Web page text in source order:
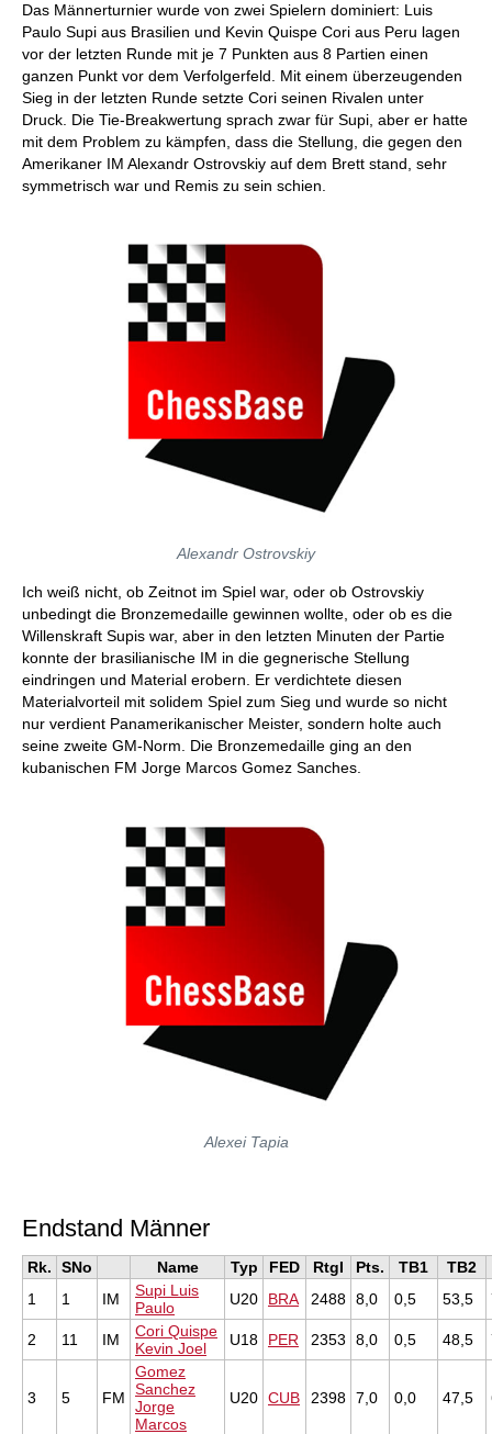
Das Männerturnier wurde von zwei Spielern dominiert: Luis
Paulo Supi aus Brasilien und Kevin Quispe Cori aus Peru lagen
vor der letzten Runde mit je 7 Punkten aus 8 Partien einen
ganzen Punkt vor dem Verfolgerfeld. Mit einem überzeugenden
Sieg in der letzten Runde setzte Cori seinen Rivalen unter
Druck. Die Tie-Breakwertung sprach zwar für Supi, aber er hatte
mit dem Problem zu kämpfen, dass die Stellung, die gegen den
Amerikaner IM Alexandr Ostrovskiy auf dem Brett stand, sehr
symmetrisch war und Remis zu sein schien.
Alexandr Ostrovskiy
Ich weiß nicht, ob Zeitnot im Spiel war, oder ob Ostrovskiy
unbedingt die Bronzemedaille gewinnen wollte, oder ob es die
Willenskraft Supis war, aber in den letzten Minuten der Partie
konnte der brasilianische IM in die gegnerische Stellung
eindringen und Material erobern. Er verdichtete diesen
Materialvorteil mit solidem Spiel zum Sieg und wurde so nicht
nur verdient Panamerikanischer Meister, sondern holte auch
seine zweite GM-Norm. Die Bronzemedaille ging an den
kubanischen FM Jorge Marcos Gomez Sanches.
Alexei Tapia
Endstand Männer
Rk. SNo Name Typ FED RtgI Pts. TB1 TB2
1
1 IM
Supi Luis
Paulo
U20 BRA 2488 8,0 0,5 53,5
2 11 IM
Cori Quispe
Kevin Joel
U18 PER 2353 8,0 0,5 48,5
3 5 FM
Gomez
Sanchez
Jorge
Marcos
U20 CUB 2398 7,0 0,0 47,5